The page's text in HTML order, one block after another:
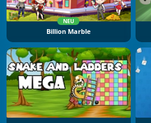
NEU
Billion Marble